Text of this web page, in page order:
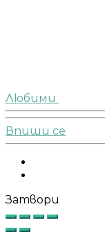
Любими
Впиши се
Затвори